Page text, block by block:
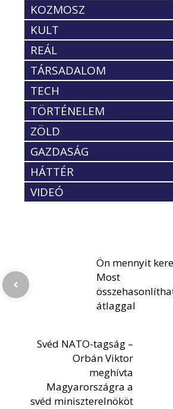
KOZMOSZ
KULT
REÁL
TÁRSADALOM
TECH
TÖRTÉNELEM
ZÖLD
GAZDASÁG
HÁTTÉR
VIDEÓ
Ön mennyit
Most
átlaggal
Svéd NATO-tagság –
Orbán Viktor
meghívta
Magyarországra a
svéd miniszterelnököt